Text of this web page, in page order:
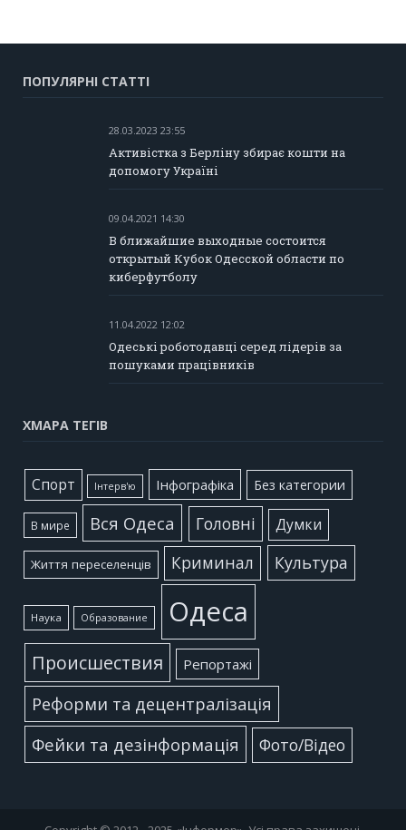
ПОПУЛЯРНІ СТАТТІ
28.03.2023 23:55
Активістка з Берліну збирає кошти на
допомогу Україні
09.04.2021 14:30
В ближайшие выходные состоится
открытый Кубок Одесской области по
киберфутболу
11.04.2022 12:02
Одеські роботодавці серед лідерів за
пошуками працівників
ХМАРА ТЕГІВ
Cпорт Інтерв'ю Інфографіка Без категории
В мире Вся Одеса Головні Думки
Життя переселенців Криминал Культура
Наука Образование Одеса
Происшествия Репортажі
Реформи та децентралізація
Фейки та дезінформація
Фото/Відео